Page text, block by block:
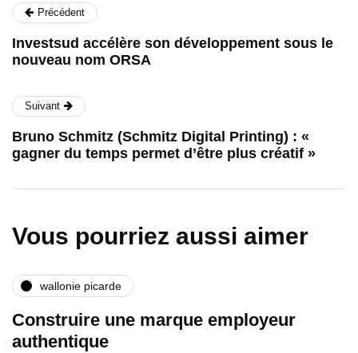
Précédent
Investsud accélère son développement sous le
nouveau nom ORSA
Suivant
Bruno Schmitz (Schmitz Digital Printing) : «
gagner du temps permet d’être plus créatif »
Vous pourriez aussi aimer
wallonie picarde
Construire une marque employeur
authentique